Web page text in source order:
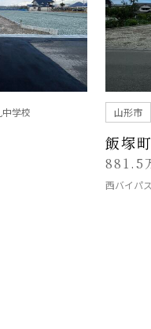
学校 山形市
飯塚
881.5
西バイパ